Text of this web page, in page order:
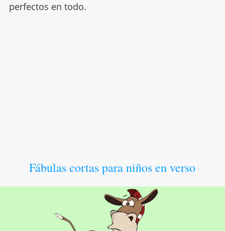
perfectos en todo.
Fábulas cortas para niños en verso